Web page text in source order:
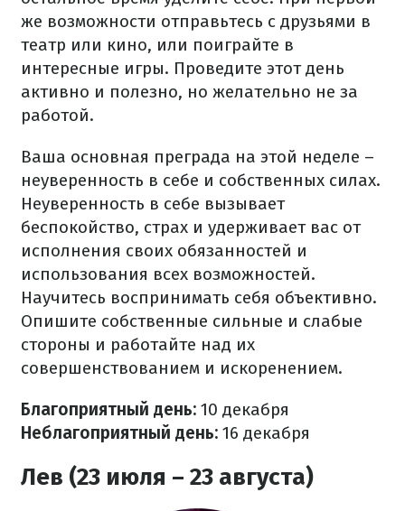
же возможности отправьтесь с друзьями в
театр или кино, или поиграйте в
интересные игры. Проведите этот день
активно и полезно, но желательно не за
работой.
Ваша основная преграда на этой неделе –
неуверенность в себе и собственных силах.
Неуверенность в себе вызывает
беспокойство, страх и удерживает вас от
исполнения своих обязанностей и
использования всех возможностей.
Научитесь воспринимать себя объективно.
Опишите собственные сильные и слабые
стороны и работайте над их
совершенствованием и искоренением.
Благоприятный день: 10 декабря
Неблагоприятный день: 16 декабря
Лев (23 июля – 23 августа)